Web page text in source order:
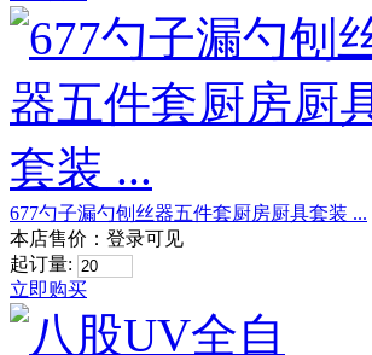
677勺子漏勺刨丝器五件套厨房厨具套装 ...
本店售价： 登录可见
起订量:
立即购买